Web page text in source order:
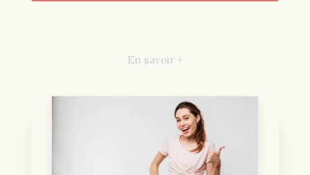
En savoir +